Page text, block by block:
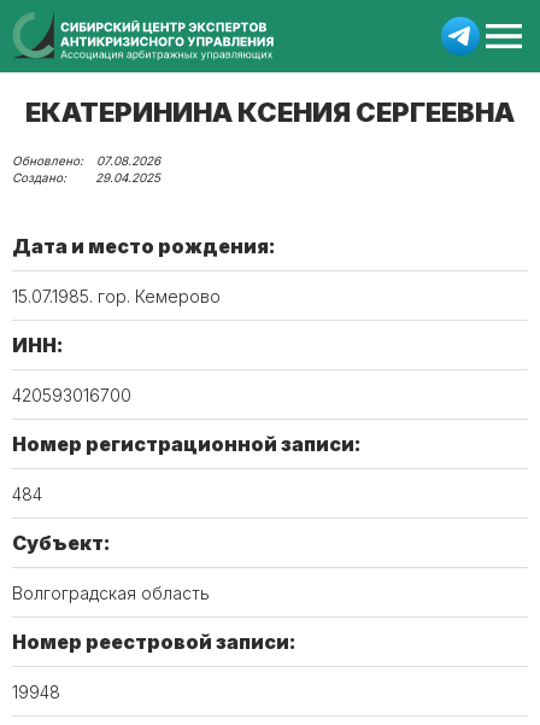
ЕКАТЕРИНИНА КСЕНИЯ СЕРГЕЕВНА
07.08.2026
29.04.2025
Дата и место рождения:
15.07.1985. гор. Кемерово
ИНН:
420593016700
Номер регистрационной записи:
484
Субъект:
Волгоградская область
Номер реестровой записи:
19948